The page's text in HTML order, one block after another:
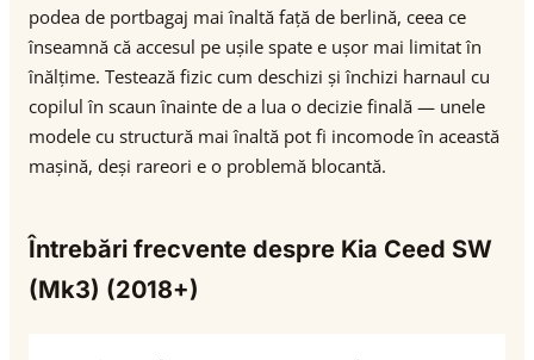
podea de portbagaj mai înaltă față de berlină, ceea ce
înseamnă că accesul pe ușile spate e ușor mai limitat în
înălțime. Testează fizic cum deschizi și închizi harnaul cu
copilul în scaun înainte de a lua o decizie finală — unele
modele cu structură mai înaltă pot fi incomode în această
mașină, deși rareori e o problemă blocantă.
Întrebări frecvente despre Kia Ceed SW
(Mk3) (2018+)